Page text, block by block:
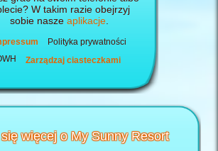
W takim razie obejrzyj
sobie nasze aplikacje.
Polityka prywatności
Zarządzaj ciasteczkami
więcej o My Sunny Resort